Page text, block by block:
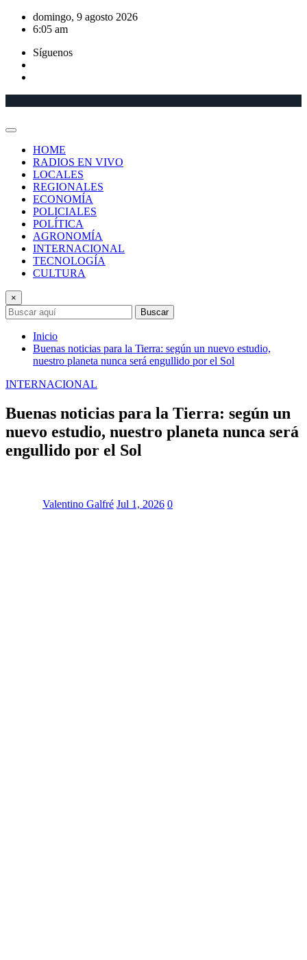
Saltar
domingo, 9 agosto 2026
6:05 am
Síguenos
HOME
RADIOS EN VIVO
LOCALES
REGIONALES
ECONOMÍA
POLICIALES
POLÍTICA
AGRONOMÍA
INTERNACIONAL
TECNOLOGÍA
CULTURA
×
Buscar
Inicio
Buenas noticias para la Tierra: según un nuevo estudio,
nuestro planeta nunca será engullido por el Sol
INTERNACIONAL
Buenas noticias para la Tierra: según un
nuevo estudio, nuestro planeta nunca será
engullido por el Sol
Valentino Galfré Jul 1, 2026 0